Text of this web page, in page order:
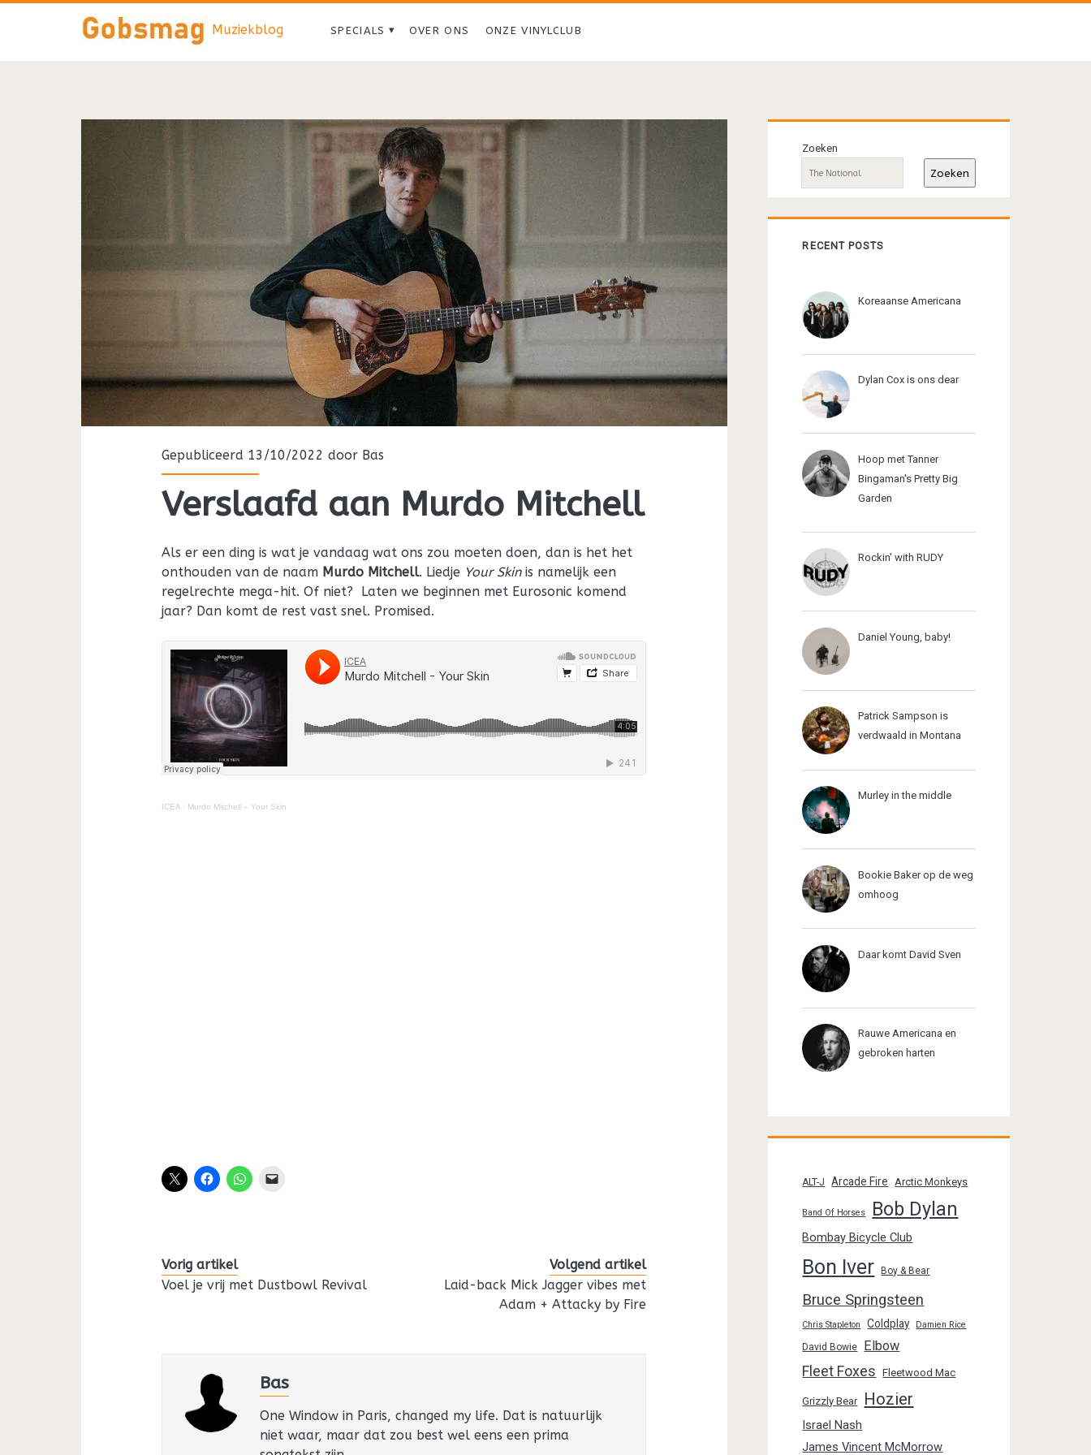
Muziekblog SPECIALS OVER ONS ONZE VINYLCLUB
Gepubliceerd 13/10/2022 door Bas
Verslaafd aan Murdo Mitchell
Als er een ding is wat je vandaag wat ons zou moeten doen, dan is het het
onthouden van de naam Murdo Mitchell. Liedje Your Skinis namelijk een
regelrechte mega-hit. Of niet? Laten we beginnen met Eurosonic komend
jaar? Dan komt de rest vast snel. Promised.
ICEA · Murdo Mitchell – Your Skin
Vorig artikel
Voel je vrij met Dustbowl Revival
Volgend artikel
Laid-back Mick Jagger vibes met
Adam + Attacky by Fire
Bas
One Window in Paris, changed my life. Dat is natuurlijk
niet waar, maar dat zou best wel eens een prima
Primaire
sidebar
Zoeken
Zoeken
RECENT POSTS
Koreaanse Americana
Dylan Cox is ons dear
Hoop met Tanner
Bingaman's Pretty Big
Garden
Rockin' with RUDY
Daniel Young, baby!
Patrick Sampson is
verdwaald in Montana
Murley in the middle
Bookie Baker op de weg
omhoog
Daar komt David Sven
Rauwe Americana en
gebroken harten
ALT-J Arcade Fire Arctic Monkeys
Band Of Horses Bob Dylan
Bombay Bicycle Club
Bon Iver Boy & Bear
Bruce Springsteen
Chris Stapleton Coldplay Damien Rice
David Bowie Elbow
Fleet Foxes Fleetwood Mac
Grizzly Bear Hozier
Israel Nash
James Vincent McMorrow